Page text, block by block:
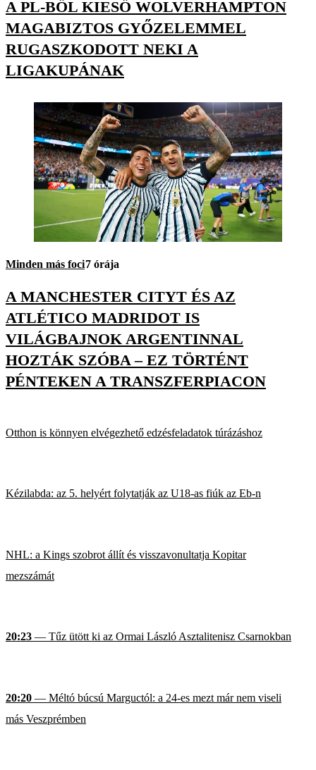
A PL-BŐL KIESŐ WOLVERHAMPTON
MAGABIZTOS GYŐZELEMMEL
RUGASZKODOTT NEKI A
LIGAKUPÁNAK
Minden más foci7 órája
A MANCHESTER CITYT ÉS AZ
ATLÉTICO MADRIDOT IS
VILÁGBAJNOK ARGENTINNAL
HOZTÁK SZÓBA – EZ TÖRTÉNT
PÉNTEKEN A TRANSZFERPIACON
Otthon is könnyen elvégezhető edzésfeladatok túrázáshoz
Kézilabda: az 5. helyért folytatják az U18-as fiúk az Eb-n
NHL: a Kings szobrot állít és visszavonultatja Kopitar
mezszámát
20:23 — Tűz ütött ki az Ormai László Asztalitenisz Csarnokban
20:20 — Méltó búcsú Marguctól: a 24-es mezt már nem viseli
más Veszprémben